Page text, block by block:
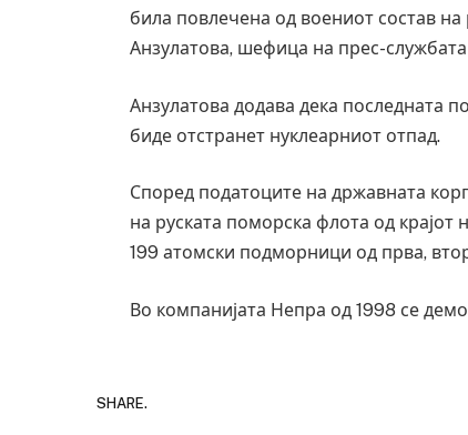
била повлечена од воениот состав
Анзулатова, шефица на прес-
Анзулатова додава дека последната
биде отстранет нуклеарниот отпад.
Според податоците на државната
на руската поморска флота од
199 атомски подморници од прва,
Во компанијата Непра од 1998 се
SHARE.